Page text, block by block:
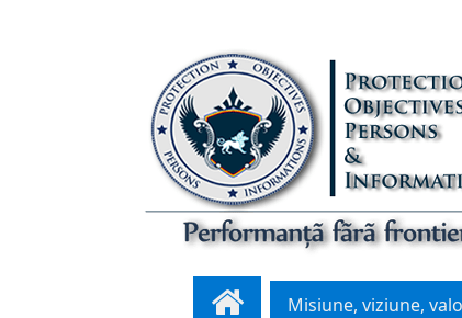
Misiune, viziune,